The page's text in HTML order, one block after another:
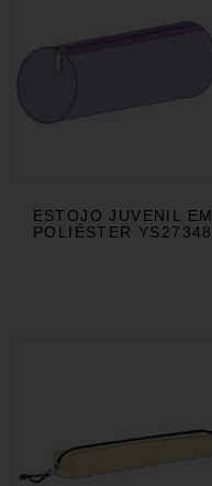
ESTOJO JUVENIL EM
POLIÉSTER YS27348